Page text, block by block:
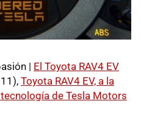
| El Toyota RAV4 EV
Toyota RAV4 EV, a la
de Tesla Motors